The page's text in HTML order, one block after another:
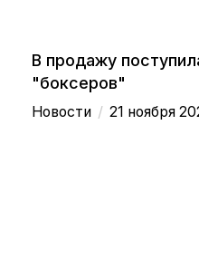
В продажу
"боксеров"
Новости / 21 ноября